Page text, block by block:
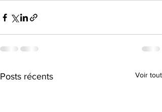
Posts récents Voir tout